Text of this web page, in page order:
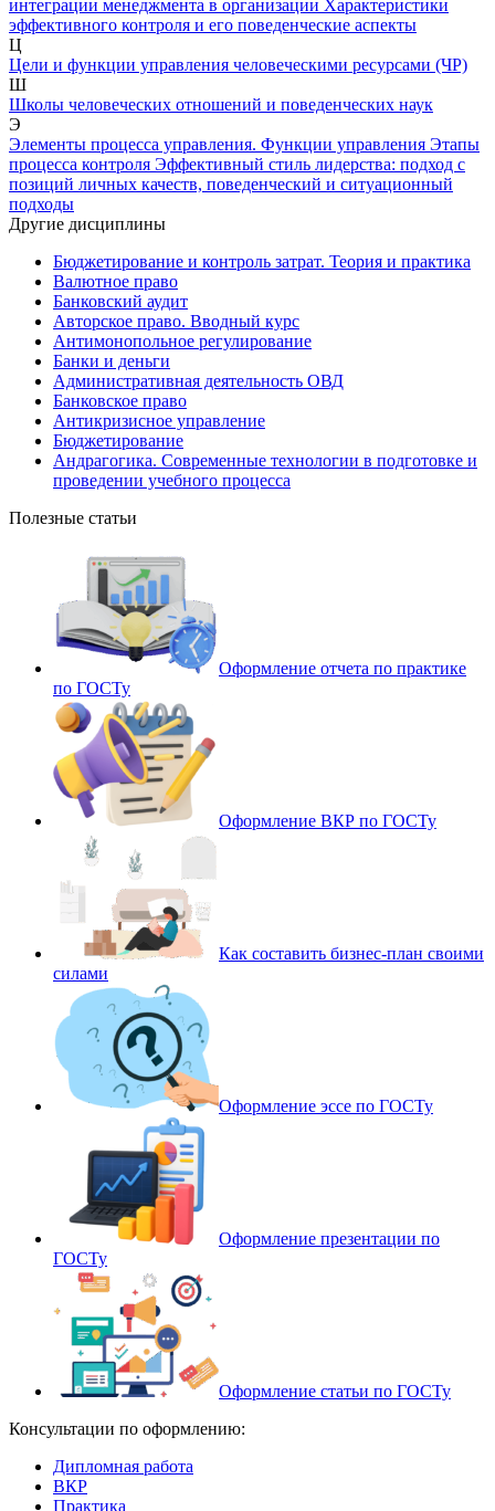
интеграции менеджмента в организации Характеристики
эффективного контроля и его поведенческие аспекты
Ц
Цели и функции управления человеческими ресурсами (ЧР)
Ш
Школы человеческих отношений и поведенческих наук
Э
Элементы процесса управления. Функции управления Этапы
процесса контроля Эффективный стиль лидерства: подход с
позиций личных качеств, поведенческий и ситуационный
подходы
Другие дисциплины
Бюджетирование и контроль затрат. Теория и практика
Валютное право
Банковский аудит
Авторское право. Вводный курс
Антимонопольное регулирование
Банки и деньги
Административная деятельность ОВД
Банковское право
Антикризисное управление
Бюджетирование
Андрагогика. Современные технологии в подготовке и
проведении учебного процесса
Полезные статьи
Оформление отчета по практике
по ГОСТу
Оформление ВКР по ГОСТу
Как составить бизнес-план своими
силами
Оформление эссе по ГОСТу
Оформление презентации по
ГОСТу
Оформление статьи по ГОСТу
Консультации по оформлению:
Дипломная работа
ВКР
Практика